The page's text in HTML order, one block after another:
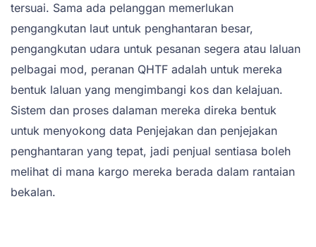
tersuai. Sama ada pelanggan memerlukan
pengangkutan laut untuk penghantaran besar,
pengangkutan udara untuk pesanan segera atau laluan
pelbagai mod, peranan QHTF adalah untuk mereka
bentuk laluan yang mengimbangi kos dan kelajuan.
Sistem dan proses dalaman mereka direka bentuk
untuk menyokong data Penjejakan dan penjejakan
penghantaran yang tepat, jadi penjual sentiasa boleh
melihat di mana kargo mereka berada dalam rantaian
bekalan.